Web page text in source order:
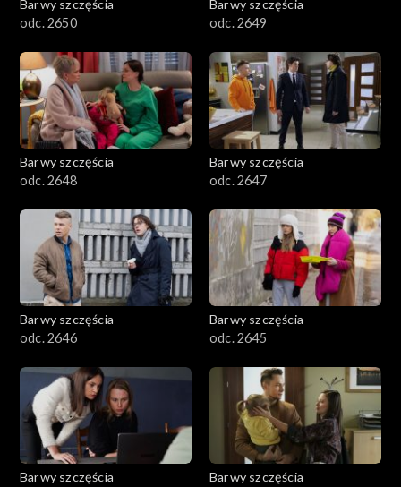
Barwy szczęścia
odc. 2650
Barwy szczęścia
odc. 2649
Barwy szczęścia
odc. 2648
Barwy szczęścia
odc. 2647
Barwy szczęścia
odc. 2646
Barwy szczęścia
odc. 2645
Barwy szczęścia
Barwy szczęścia